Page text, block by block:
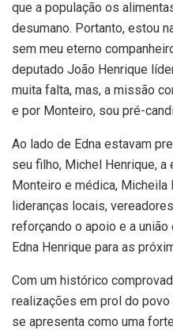
que a população os
desumano. Portanto, estou
sem meu eterno
deputado João Henrique
muita falta, mas, a missão
e por Monteiro, sou pré-
Ao lado de Edna estavam
seu filho, Michel Henrique,
Monteiro e médica, Micheila
lideranças locais,
reforçando o apoio e a
Edna Henrique para as
Com um histórico
realizações em prol do povo
se apresenta como uma